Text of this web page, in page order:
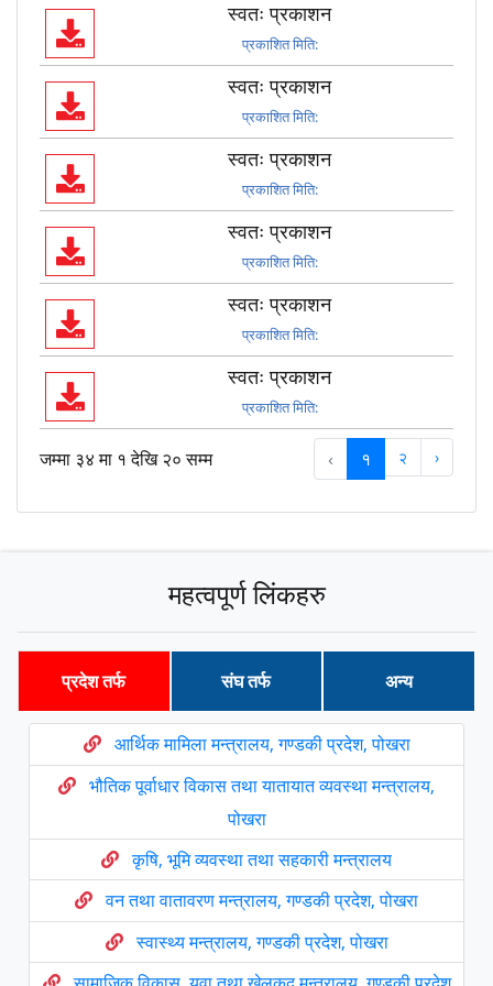
स्वतः प्रकाशन
प्रकाशित मिति:
स्वतः प्रकाशन
प्रकाशित मिति:
स्वतः प्रकाशन
प्रकाशित मिति:
स्वतः प्रकाशन
प्रकाशित मिति:
स्वतः प्रकाशन
प्रकाशित मिति:
स्वतः प्रकाशन
प्रकाशित मिति:
जम्मा ३४ मा १ देखि २० सम्म ‹ १ २ ›
महत्वपूर्ण लिंकहरु
प्रदेश तर्फ संघ तर्फ अन्य
आर्थिक मामिला मन्त्रालय, गण्डकी प्रदेश, पोखरा
भौतिक पूर्वाधार विकास तथा यातायात व्यवस्था मन्त्रालय,
पोखरा
कृषि, भूमि व्यवस्था तथा सहकारी मन्त्रालय
वन तथा वातावरण मन्त्रालय, गण्डकी प्रदेश, पोखरा
स्वास्थ्य मन्त्रालय, गण्डकी प्रदेश, पोखरा